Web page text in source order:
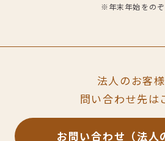
※年末年始をのぞ
法人のお客
問い合わせ先は
お問い合わせ（法人